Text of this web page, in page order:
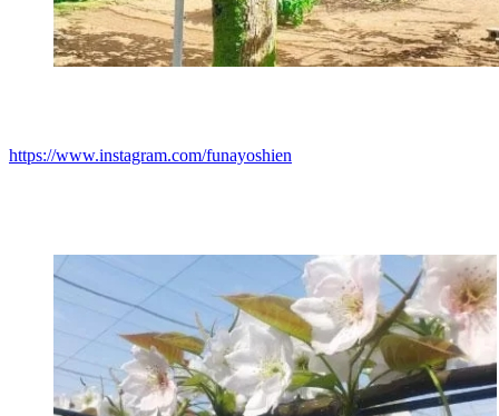
https://www.instagram.com/funayoshien